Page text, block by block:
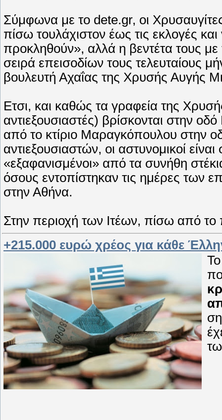
Σύμφωνα με το dete.gr, οι
πίσω τουλάχιστον έως τις εκλογές
προκληθούν», αλλά η βεντέτα τους με
σειρά επεισοδίων τους τελευταίους
βουλευτή Αχαΐας της Χρυσής Αυγής
Ετσι, και καθώς τα γραφεία της
αντιεξουσιαστές) βρίσκονται στην
από το κτίριο Μαραγκόπουλου στην
αντιεξουσιαστών, οι αστυνομικοί
«εξαφανισμένοι» από τα συνήθη
όσους εντοπίστηκαν τις ημέρες των
στην Αθήνα.
Στην περιοχή των Ιτέων, πίσω από το
+215.000 ευρώ χρέος για κάθε